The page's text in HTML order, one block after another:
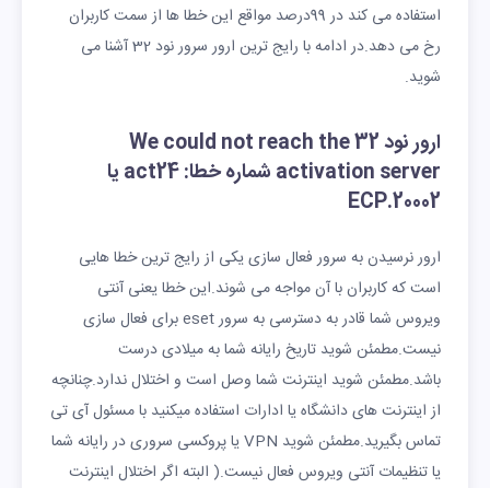
استفاده می کند در 99درصد مواقع این خطا ها از سمت کاربران
رخ می دهد.در ادامه با رایج ترین ارور سرور نود 32 آشنا می
شوید.
ارور نود 32 We could not reach the
activation server شماره خطا: act24 یا
ECP.20002
ارور نرسیدن به سرور فعال سازی یکی از رایج ترین خطا هایی
است که کاربران با آن مواجه می شوند.این خطا یعنی آنتی
ویروس شما قادر به دسترسی به سرور eset برای فعال سازی
نیست.مطمئن شوید تاریخ رایانه شما به میلادی درست
باشد.مطمئن شوید اینترنت شما وصل است و اختلال ندارد.چنانچه
از اینترنت های دانشگاه یا ادارات استفاده میکنید با مسئول آی تی
تماس بگیرید.مطمئن شوید VPN یا پروکسی سروری در رایانه شما
یا تنظیمات آنتی ویروس فعال نیست.( البته اگر اختلال اینترنت